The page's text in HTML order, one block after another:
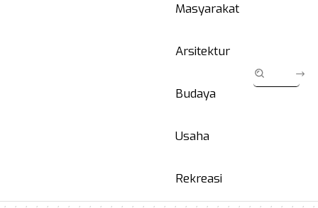
Masyarakat
Arsitektur
Budaya
Usaha
Rekreasi